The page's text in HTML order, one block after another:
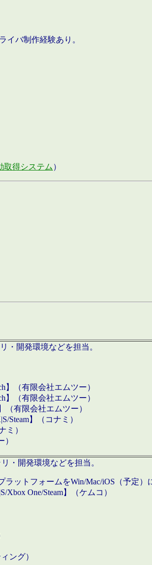
イバ制作経験あり。
取得システム ）
・開発環境などを担当。
】（有限会社エムツー）
（有限会社エムツー）
（有限会社エムツー）
Steam】（コナミ）
ミ）
・開発環境などを担当。
ットフォームをWin/Mac/iOS（予定）
Xbox One/Steam】（ケムコ）
ング）